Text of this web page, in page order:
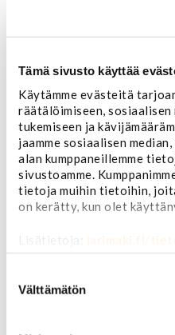
Tämä sivusto käyttää
Käytämme evästeitä
räätälöimiseen, sosiaalisen
tukemiseen ja
jaamme sosiaalisen
alan kumppaneillemme
sivustoamme.
tietoja muihin tietoihin,
on kerätty, kun olet
Lisätietoja: jarimaki.fi/
valinta
Välttämätön
Takavalot